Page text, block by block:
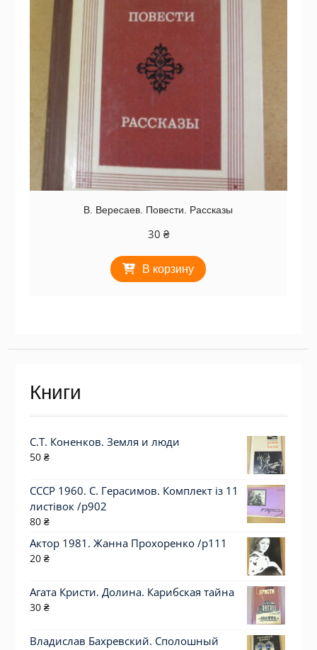
В. Вересаев. Повести. Рассказы
30 ₴
В корзину
Книги
С.Т. Коненков. Земля и люди
50 ₴
СССР 1960. С. Герасимов. Комплект із 11
листівок /р902
80 ₴
Актор 1981. Жанна Прохоренко /p111
20 ₴
Агата Кристи. Долина. Карибская тайна
30 ₴
Владислав Бахревский. Сполошный